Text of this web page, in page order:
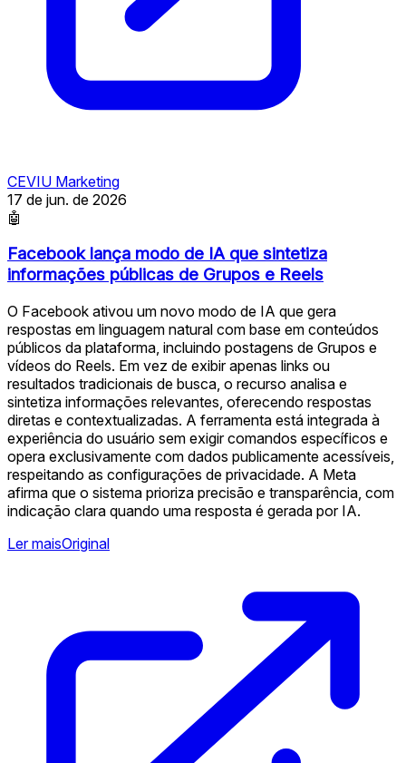
CEVIU Marketing
17 de jun. de 2026
🤖
Facebook lança modo de IA que sintetiza
informações públicas de Grupos e Reels
O Facebook ativou um novo modo de IA que gera
respostas em linguagem natural com base em conteúdos
públicos da plataforma, incluindo postagens de Grupos e
vídeos do Reels. Em vez de exibir apenas links ou
resultados tradicionais de busca, o recurso analisa e
sintetiza informações relevantes, oferecendo respostas
diretas e contextualizadas. A ferramenta está integrada à
experiência do usuário sem exigir comandos específicos e
opera exclusivamente com dados publicamente acessíveis,
respeitando as configurações de privacidade. A Meta
afirma que o sistema prioriza precisão e transparência, com
indicação clara quando uma resposta é gerada por IA.
Ler maisOriginal